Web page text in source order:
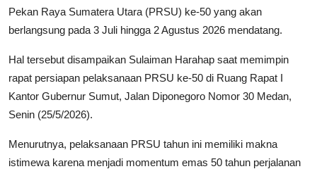
Pekan Raya Sumatera Utara (PRSU) ke-50 yang akan
berlangsung pada 3 Juli hingga 2 Agustus 2026 mendatang.
Hal tersebut disampaikan Sulaiman Harahap saat memimpin
rapat persiapan pelaksanaan PRSU ke-50 di Ruang Rapat I
Kantor Gubernur Sumut, Jalan Diponegoro Nomor 30 Medan,
Senin (25/5/2026).
Menurutnya, pelaksanaan PRSU tahun ini memiliki makna
istimewa karena menjadi momentum emas 50 tahun perjalanan